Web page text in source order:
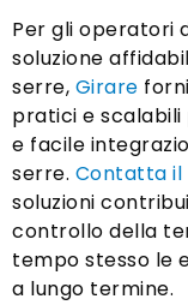
Per gli operatori
soluzione
serre, Girare
pratici e
e facile
serre. Contatta
soluzioni
controllo della
tempo stesso le
a lungo termine.